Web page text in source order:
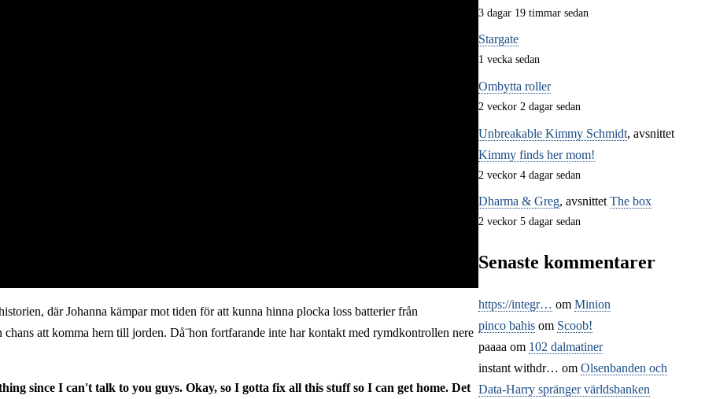
där Johanna kämpar mot tiden för att kunna hinna plocka loss batterier från
att komma hem till jorden. Då¨hon fortfarande inte har kontakt med rymdkontrollen nere
since I can't talk to you guys. Okay, so I gotta fix all this stuff so I can get home. Det
3 dagar 19 timmar sedan
Stargate
1 vecka sedan
Ombytta roller
2 veckor 2 dagar sedan
Unbreakable Kimmy Schmidt, avsnittet
Kimmy finds her mom!
2 veckor 4 dagar sedan
Dharma & Greg, avsnittet The box
2 veckor 5 dagar sedan
Senaste kommentarer
https://integr… om Minion
pinco bahis om Scoob!
paaaa om 102 dalmatiner
instant withdr… om Olsenbanden och
Data-Harry spränger världsbanken